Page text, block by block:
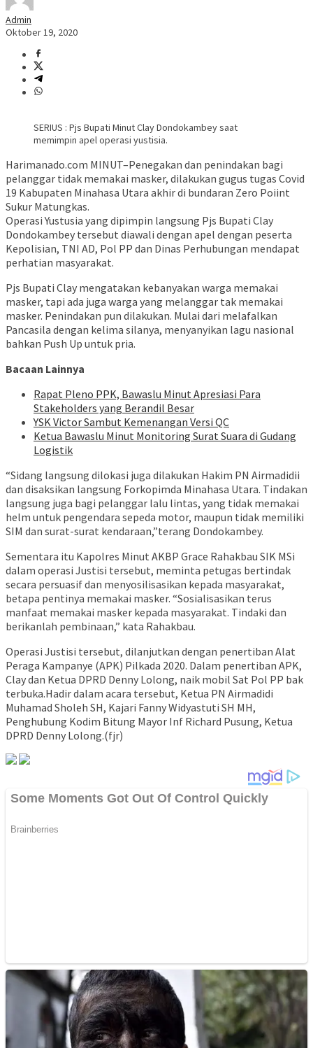
Admin
Oktober 19, 2020
SERIUS : Pjs Bupati Minut Clay Dondokambey saat
memimpin apel operasi yustisia.
Harimanado.com MINUT–Penegakan dan penindakan bagi
pelanggar tidak memakai masker, dilakukan gugus tugas Covid
19 Kabupaten Minahasa Utara akhir di bundaran Zero Poiint
Sukur Matungkas.
Operasi Yustusia yang dipimpin langsung Pjs Bupati Clay
Dondokambey tersebut diawali dengan apel dengan peserta
Kepolisian, TNI AD, Pol PP dan Dinas Perhubungan mendapat
perhatian masyarakat.
Pjs Bupati Clay mengatakan kebanyakan warga memakai
masker, tapi ada juga warga yang melanggar tak memakai
masker. Penindakan pun dilakukan. Mulai dari melafalkan
Pancasila dengan kelima silanya, menyanyikan lagu nasional
bahkan Push Up untuk pria.
Bacaan Lainnya
Rapat Pleno PPK, Bawaslu Minut Apresiasi Para
Stakeholders yang Berandil Besar
YSK Victor Sambut Kemenangan Versi QC
Ketua Bawaslu Minut Monitoring Surat Suara di Gudang
Logistik
“Sidang langsung dilokasi juga dilakukan Hakim PN Airmadidii
dan disaksikan langsung Forkopimda Minahasa Utara. Tindakan
langsung juga bagi pelanggar lalu lintas, yang tidak memakai
helm untuk pengendara sepeda motor, maupun tidak memiliki
SIM dan surat-surat kendaraan,”terang Dondokambey.
Sementara itu Kapolres Minut AKBP Grace Rahakbau SIK MSi
dalam operasi Justisi tersebut, meminta petugas bertindak
secara persuasif dan menyosilisasikan kepada masyarakat,
betapa pentinya memakai masker. “Sosialisasikan terus
manfaat memakai masker kepada masyarakat. Tindaki dan
berikanlah pembinaan,” kata Rahakbau.
Operasi Justisi tersebut, dilanjutkan dengan penertiban Alat
Peraga Kampanye (APK) Pilkada 2020. Dalam penertiban APK,
Clay dan Ketua DPRD Denny Lolong, naik mobil Sat Pol PP bak
terbuka.Hadir dalam acara tersebut, Ketua PN Airmadidi
Muhamad Sholeh SH, Kajari Fanny Widyastuti SH MH,
Penghubung Kodim Bitung Mayor Inf Richard Pusung, Ketua
DPRD Denny Lolong.(fjr)